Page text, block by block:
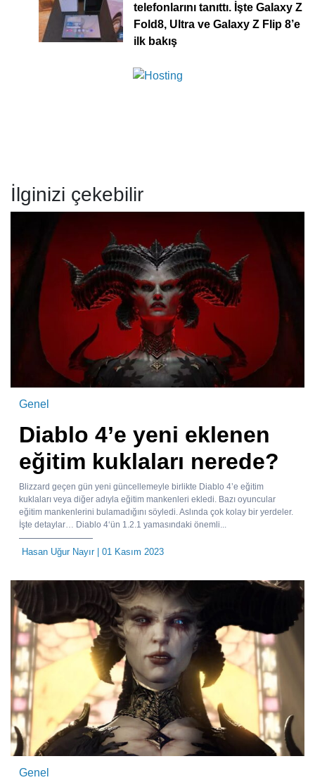
telefonlarını tanıttı. İşte Galaxy Z
Fold8, Ultra ve Galaxy Z Flip 8’e
ilk bakış
İlginizi çekebilir
Genel
Diablo 4’e yeni eklenen
eğitim kuklaları nerede?
Blizzard geçen gün yeni güncellemeyle birlikte Diablo 4’e eğitim
kuklaları veya diğer adıyla eğitim mankenleri ekledi. Bazı oyuncular
eğitim mankenlerini bulamadığını söyledi. Aslında çok kolay bir yerdeler.
İşte detaylar… Diablo 4‘ün 1.2.1 yamasındaki önemli...
Hasan Uğur Nayır| 01 Kasım 2023
Genel